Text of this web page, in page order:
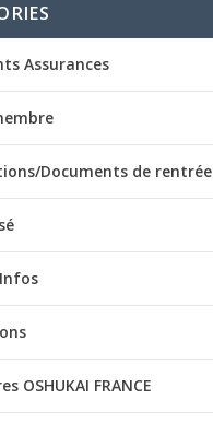
Assurances
Documents de rentrée
OSHUKAI FRANCE